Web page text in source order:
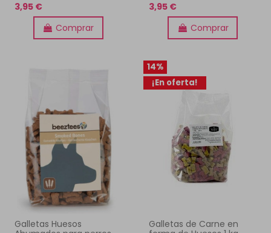
3,95 €
Comprar
3,95 €
Comprar
Galletas Huesos
14%
¡En oferta!
Galletas de Carne en